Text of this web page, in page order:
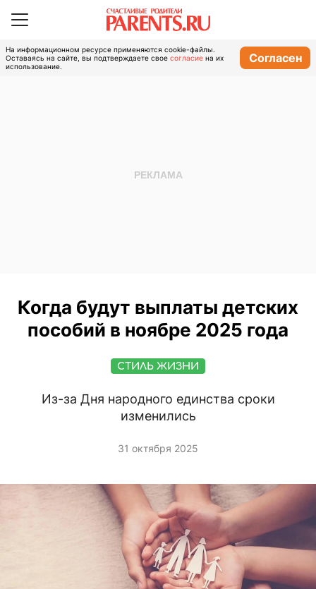
На информационном ресурсе применяются cookie-файлы.
Оставаясь на сайте, вы подтверждаете свое согласие на их
использование.
Согласен
Когда будут выплаты детских
пособий в ноябре 2025 года
СТИЛЬ ЖИЗНИ
Из-за Дня народного единства сроки
изменились
31 октября 2025